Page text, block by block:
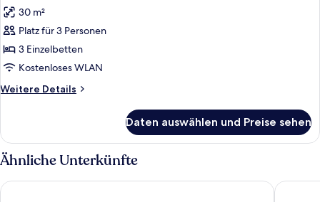
für
Dreibettzimmer
anzeigen
30 m²
Platz für 3 Personen
3 Einzelbetten
Kostenloses WLAN
Weitere Details
Weitere
Daten auswählen und Preise sehen
Ähnliche Unterkünfte
Tripinn POSTApart Aschaffenburg TRIP